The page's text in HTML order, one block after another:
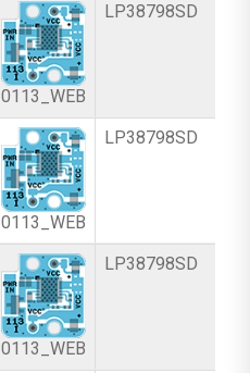
0113_WEB
LP38798SD
0113_WEB
LP38798SD
0113_WEB
LP38798SD